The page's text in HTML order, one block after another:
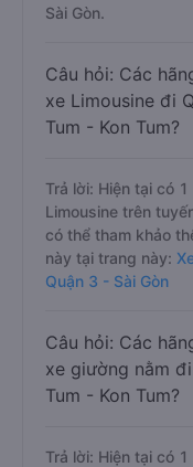
Sài Gòn.
Câu hỏi: Các
xe Limousine đi
Tum - Kon Tum?
Trả lời: Hiện tại có
Limousine trên
có thể tham khảo
này tại trang này:
Quận 3 - Sài Gòn
Câu hỏi: Các
xe giường nằm
Tum - Kon Tum?
Trả lời: Hiện tại có